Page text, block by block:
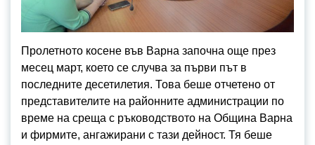
Пролетното косене във Варна започна още през
месец март, което се случва за първи път в
последните десетилетия. Това беше отчетено от
представителите на районните администрации по
време на среща с ръководството на Община Варна
и фирмите, ангажирани с тази дейност. Тя беше